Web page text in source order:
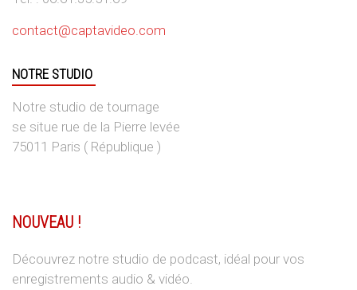
contact@captavideo.com
NOTRE STUDIO
Notre studio de tournage
se situe rue de la Pierre levée
75011 Paris ( République )
NOUVEAU !
Découvrez notre studio de podcast, idéal pour vos
enregistrements audio & vidéo.